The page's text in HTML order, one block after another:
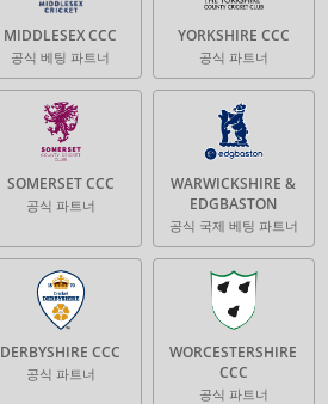
MIDDLESEX CCC
공식 베팅 파트너
YORKSHIRE CCC
공식 파트너
SOMERSET CCC
공식 파트너
WARWICKSHIRE &
EDGBASTON
공식 국제 베팅 파트너
DERBYSHIRE CCC
공식 파트너
WORCESTERSHIRE
CCC
공식 파트너